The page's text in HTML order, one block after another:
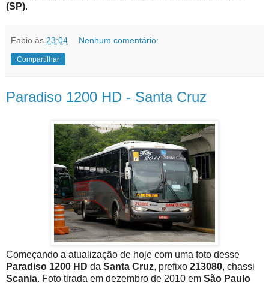
(SP).
Fabio às 23:04 Nenhum comentário:
Compartilhar
Paradiso 1200 HD - Santa Cruz
Começando a atualização de hoje com uma foto desse
Paradiso 1200 HD da Santa Cruz, prefixo 213080, chassi
Scania. Foto tirada em dezembro de 2010 em São Paulo